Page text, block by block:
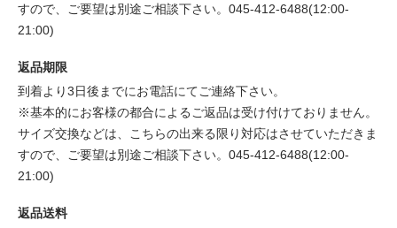
すので、ご要望は別途ご相談下さい。045-412-6488(12:00-
21:00)
返品期限
到着より3日後までにお電話にてご連絡下さい。
※基本的にお客様の都合によるご返品は受け付けておりません。
サイズ交換などは、こちらの出来る限り対応はさせていただきま
すので、ご要望は別途ご相談下さい。045-412-6488(12:00-
21:00)
返品送料